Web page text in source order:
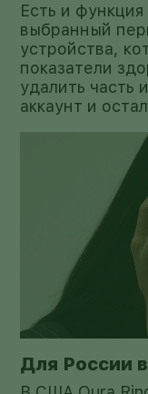
Есть и
выбранный
устройства,
показатели
удалить часть
аккаунт и
Для России